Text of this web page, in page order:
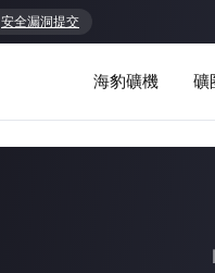
安全漏洞提交
海豹礦機 礦